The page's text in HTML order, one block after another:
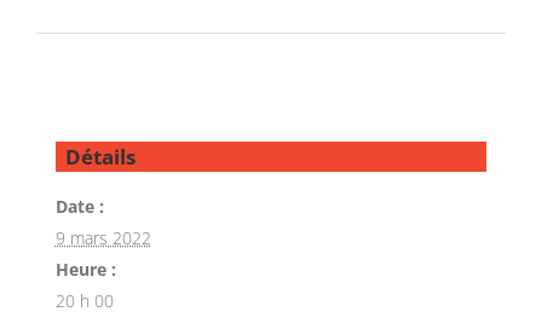
Détails
Date :
9 mars 2022
Heure :
20 h 00